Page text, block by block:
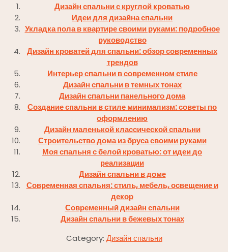
Дизайн спальни с круглой кроватью
Идеи для дизайна спальни
Укладка пола в квартире своими руками: подробное
руководство
Дизайн кроватей для спальни: обзор современных
трендов
Интерьер спальни в современном стиле
Дизайн спальни в темных тонах
Дизайн спальни панельного дома
Создание спальни в стиле минимализм: советы по
оформлению
Дизайн маленькой классической спальни
Строительство дома из бруса своими руками
Моя спальня с белой кроватью: от идеи до
реализации
Дизайн спальни в доме
Современная спальня: стиль, мебель, освещение и
декор
Современный дизайн спальни
Дизайн спальни в бежевых тонах
Category: Дизайн спальни